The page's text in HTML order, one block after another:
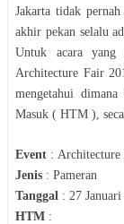
Jakarta tidak pernah
akhir pekan selalu
Untuk acara yang
Architecture Fair
mengetahui
Masuk ( HTM ),
Event : Architecture
Jenis : Pameran
Tanggal : 27
HTM :